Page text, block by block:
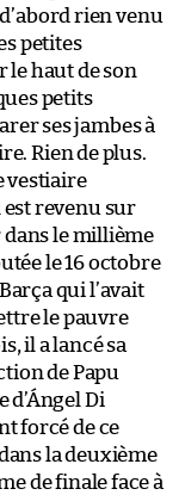
rien venu
petites
le haut de son
petits
ses jambes à
Rien de plus.
vestiaire
revenu sur
dans le millième
le 16 octobre
qui l’avait
le pauvre
il a lancé sa
de Papu
d’Ángel Di
forcé de ce
la deuxième
de finale face à